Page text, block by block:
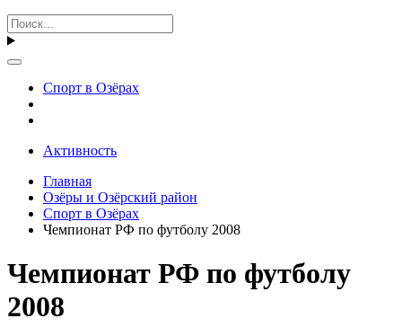
Спорт в Озёрах
Активность
Главная
Озёры и Озёрский район
Спорт в Озёрах
Чемпионат РФ по футболу 2008
Чемпионат РФ по футболу
2008